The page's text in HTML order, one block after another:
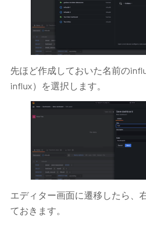
先ほど作成しておいた名前の
influx）を選択します。
エディター画面に遷移したら、
ておきます。